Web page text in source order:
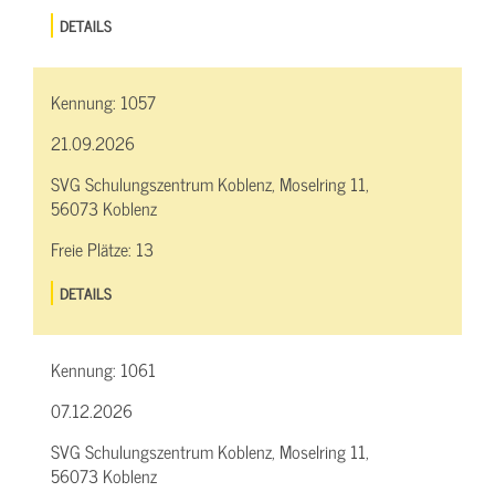
DETAILS
Kennung: 1057
21.09.2026
SVG Schulungszentrum Koblenz, Moselring 11,
56073 Koblenz
Freie Plätze: 13
DETAILS
Kennung: 1061
07.12.2026
SVG Schulungszentrum Koblenz, Moselring 11,
56073 Koblenz